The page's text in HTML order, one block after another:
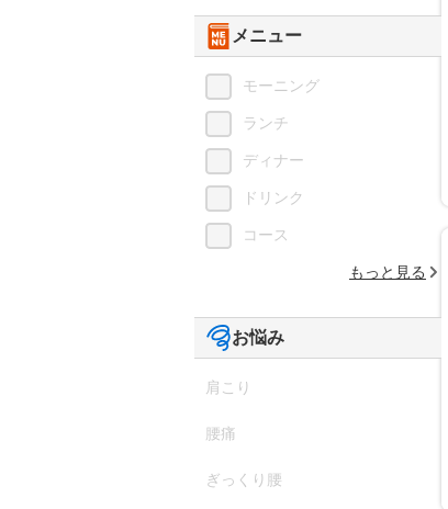
メニュー
モーニング
ランチ
ディナー
ドリンク
コース
もっと見る
お悩み
肩こり
腰痛
ぎっくり腰